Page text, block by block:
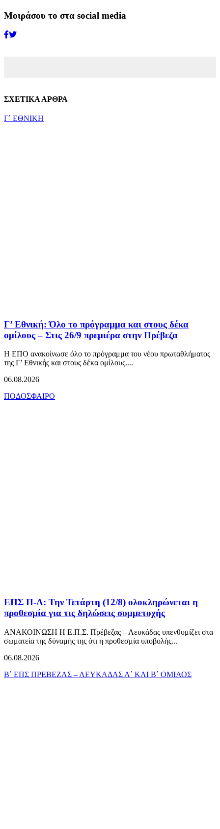
Μοιράσου το στα social media
ΣΧΕΤΙΚΑ ΑΡΘΡΑ
Γ΄ ΕΘΝΙΚΗ
Γ’ Εθνική: Όλο το πρόγραμμα και στους δέκα
ομίλους – Στις 26/9 πρεμιέρα στην Πρέβεζα
Η ΕΠΟ ανακοίνωσε όλο το πρόγραμμα του νέου πρωταθλήματος
της Γ’ Εθνικής και στους δέκα ομίλους....
06.08.2026
ΠΟΔΟΣΦΑΙΡΟ
ΕΠΣ Π-Λ: Την Τετάρτη (12/8) ολοκληρώνεται η
προθεσμία για τις δηλώσεις συμμετοχής
ΑΝΑΚΟΙΝΩΣΗ Η Ε.Π.Σ. Πρέβεζας – Λευκάδας υπενθυμίζει στα
σωματεία της δύναμής της ότι η προθεσμία υποβολής...
06.08.2026
Β΄ ΕΠΣ ΠΡΕΒΕΖΑΣ – ΛΕΥΚΑΔΑΣ Α΄ ΚΑΙ Β΄ ΟΜΙΛΟΣ